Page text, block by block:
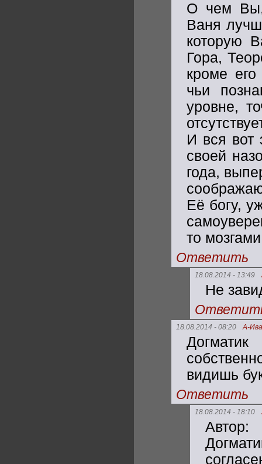
О чем Вы,
Ваня
которую
Гора,
кроме
чьи
уровне,
И вся вот
своей
года,
Её богу,
то
Ответить
18.08.2014 - 13:49
Не
18.08.2014 - 08:20 А-
видишь
Ответить
18.08.2014 - 18:10
Автор: